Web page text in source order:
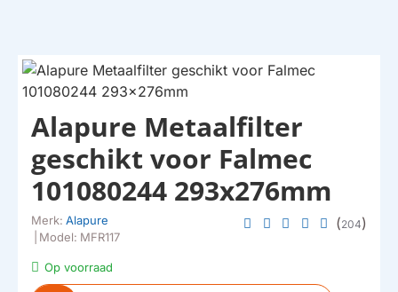
HUISMERK
Op voorraad
Alapure Metaalfilter
geschikt voor Falmec
101080244 293x276mm
Merk: Alapure
Model: MFR117
(204)